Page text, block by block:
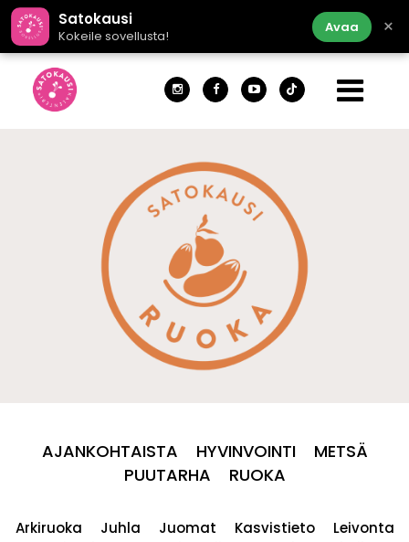
Satokausi
Kokeile sovellusta!
Avaa ×
AJANKOHTAISTA HYVINVOINTI
METSÄ
PUUTARHA
RUOKA
Arkiruoka Juhla Juomat Kasvistieto
Leivonta